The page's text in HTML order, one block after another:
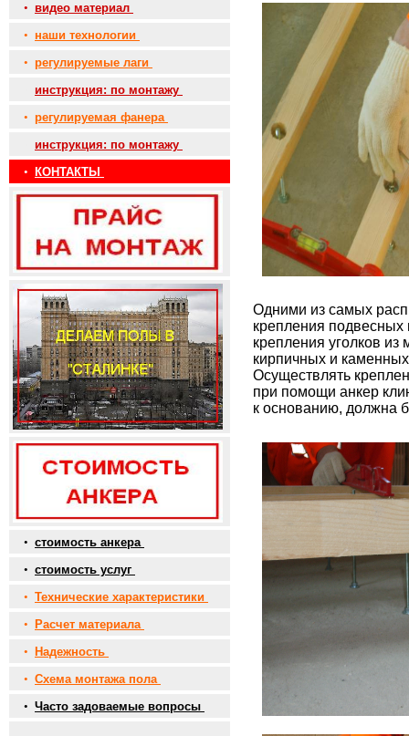
• видео материал
• наши технологии
• регулируемые лаги
инструкция: по монтажу
• регулируемая фанера
инструкция: по монтажу
•
КОНТАКТЫ
• стоимость анкера
• стоимость услуг
• Технические характеристики
•
Расчет материала
•
Надежность
• Схема монтажа пола
• Часто задоваемые вопросы
Одними из самых
крепления подвесных
крепления уголков
кирпичных и
Осуществлять
при помощи анкер
к основанию, должна